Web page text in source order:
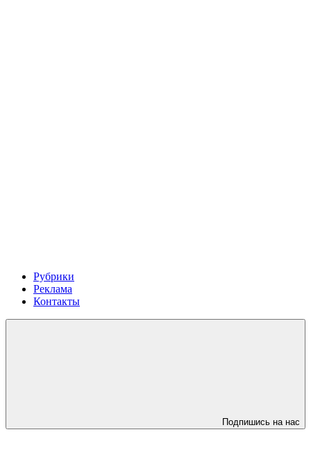
Рубрики
Реклама
Контакты
Подпишись на нас